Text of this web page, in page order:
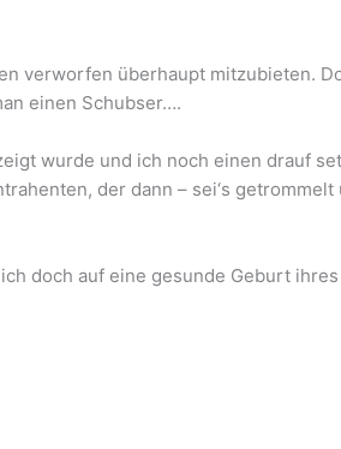
verworfen überhaupt mitzubieten.
einen Schubser….
wurde und ich noch einen drauf
der dann – sei‘s
doch auf eine gesunde Geburt